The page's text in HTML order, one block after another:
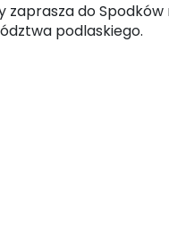
zaprasza do
podlaskiego.